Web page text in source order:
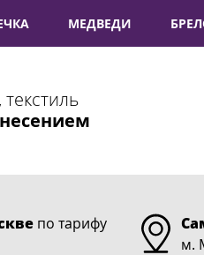
МЕДВЕДИ
по тарифу
м.